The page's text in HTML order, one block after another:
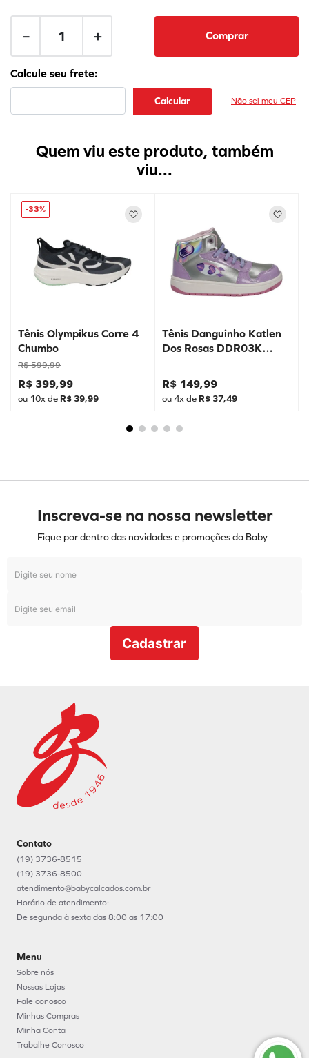
＋
－ Comprar
Não sei meu CEP
Quem viu este produto, também
viu...
-33%
Tênis Olympikus Corre 4
Chumbo
R$ 599,99
R$ 399,99
ou 10x de R$ 39,99
Tênis Danguinho Katlen
Dos Rosas DDR03K
R$ 149,99
ou4x de R$ 37,49
Inscreva-se na nossa newsletter
Fique por dentro das novidades e promoções da Baby
Cadastrar
Contato
(19) 3736-8515
(19) 3736-8500
atendimento@babycalcados.com.br
Horário de atendimento:
De segunda à sexta das 8:00 as 17:00
Menu
Sobre nós
Nossas Lojas
Fale conosco
Minhas Compras
Minha Conta
Trabalhe Conosco